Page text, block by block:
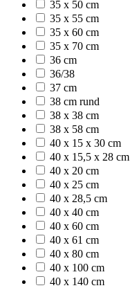
35 x 50 cm
35 x 55 cm
35 x 60 cm
35 x 70 cm
36 cm
36/38
37 cm
38 cm rund
38 x 38 cm
38 x 58 cm
40 x 15 x 30 cm
40 x 15,5 x 28 cm
40 x 20 cm
40 x 25 cm
40 x 28,5 cm
40 x 40 cm
40 x 60 cm
40 x 61 cm
40 x 80 cm
40 x 100 cm
40 x 140 cm